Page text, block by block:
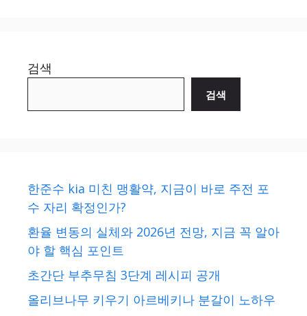
검색
검색
한준수 kia 미친 맹활약, 지금이 바로 주전 포
수 자리 확정인가?
환율 변동의 실체와 2026년 전망, 지금 꼭 알아
야 할 핵심 포인트
초간단 부추무침 3단계 레시피 공개
올리브나무 키우기 아르베키나 분갈이 노하우